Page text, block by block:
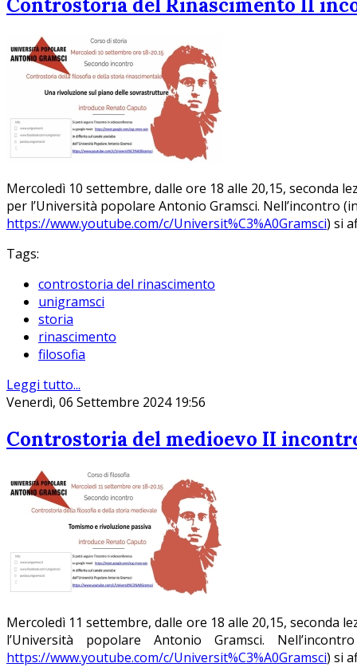
Controstoria del Rinascimento II
Mercoledì 10 settembre, dalle ore 18 alle 20,15, seconda
per l’Università popolare Antonio Gramsci. Nell’incontro
https://www.youtube.com/c/Universit%C3%A0Gramsci) si
Tags:
controstoria del rinascimento
unigramsci
storia
rinascimento
filosofia
Leggi tutto...
Venerdì, 06 Settembre 2024 19:56
Controstoria del medioevo II
Mercoledì 11 settembre, dalle ore 18 alle 20,15, seconda
l’Università popolare Antonio Gramsci.
https://www.youtube.com/c/Universit%C3%A0Gramsci) si